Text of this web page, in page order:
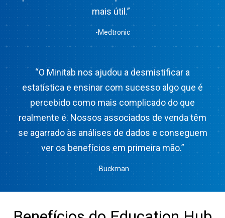
mais útil.”
-Medtronic
“O Minitab nos ajudou a desmistificar a
estatística e ensinar com sucesso algo que é
percebido como mais complicado do que
realmente é. Nossos associados de venda têm
se agarrado às análises de dados e conseguem
ver os benefícios em primeira mão.”
-Buckman